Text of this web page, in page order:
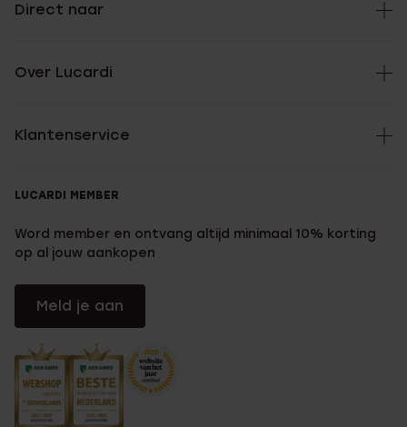
Direct naar
Over Lucardi
Klantenservice
LUCARDI MEMBER
Word member en ontvang altijd minimaal 10% korting
op al jouw aankopen
Meld je aan